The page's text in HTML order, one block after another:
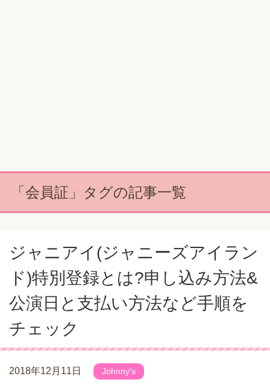
「会員証」タグの記事一覧
ジャニアイ(ジャニーズアイラン
ド)特別登録とは?申し込み方法&
公演日と支払い方法など手順を
チェック
2018年12月11日 Johnny's